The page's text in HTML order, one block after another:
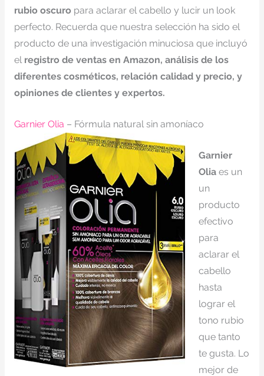
rubio oscuropara aclarar el cabello y lucir un look
perfecto. Recuerda que nuestra selección ha sido el
producto de una investigación minuciosa que incluyó
el registro de ventas en Amazon, análisis de los
diferentes cosméticos, relación calidad y precio, y
opiniones de clientes y expertos.
Garnier Olia – Fórmula natural sin amoníaco
Garnier
Oliaes un
un
producto
efectivo
para
aclarar el
cabello
hasta
lograr el
tono rubio
que tanto
te gusta. Lo
mejor de